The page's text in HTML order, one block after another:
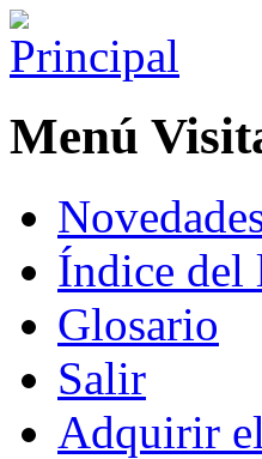
Menú
Índice del
Glosario
Salir
Adquirir